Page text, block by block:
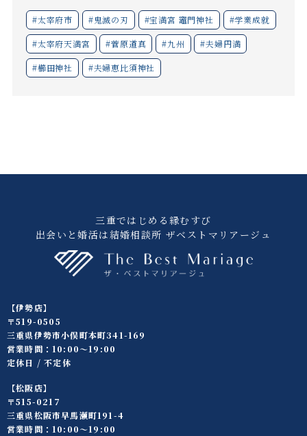
#太宰府市 #鬼滅の刃 #宝満宮 竈門神社 #学業成就
#太宰府天満宮 #菅原道真 #九州 #夫婦円満
#櫛田神社 #夫婦恵比須神社
三重ではじめる縁むすび
出会いと婚活は結婚相談所 ザベストマリアージュ
【伊勢店】
〒519-0505
三重県伊勢市小俣町本町341-169
営業時間：10:00〜19:00
定休日 / 不定休
【松阪店】
〒515-0217
三重県松阪市早馬瀬町191-4
営業時間：10:00〜19:00